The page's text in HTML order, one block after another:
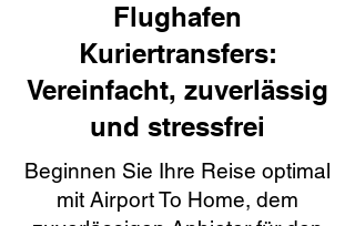
Flughafen
Kuriertransfers:
Vereinfacht, zuverlässig
und stressfrei
Beginnen Sie Ihre Reise optimal
mit Airport To Home, dem